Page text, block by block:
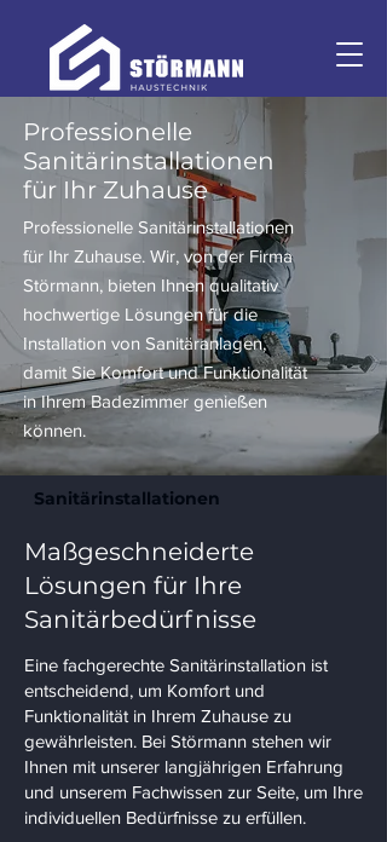
Professionelle
Sanitärinstallationen
für Ihr Zuhause
Professionelle Sanitärinstallationen
für Ihr Zuhause. Wir, von der Firma
Störmann, bieten Ihnen qualitativ
hochwertige Lösungen für die
Installation von Sanitäranlagen,
damit Sie Komfort und Funktionalität
in Ihrem Badezimmer genießen
können.
Sanitärinstallationen
Maßgeschneiderte
Lösungen für Ihre
Sanitärbedürfnisse
Eine fachgerechte Sanitärinstallation ist
entscheidend, um Komfort und
Funktionalität in Ihrem Zuhause zu
gewährleisten. Bei Störmann stehen wir
Ihnen mit unserer langjährigen Erfahrung
und unserem Fachwissen zur Seite, um Ihre
individuellen Bedürfnisse zu erfüllen.